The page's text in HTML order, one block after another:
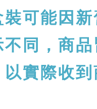
裝可能因
不同，商
以實際收